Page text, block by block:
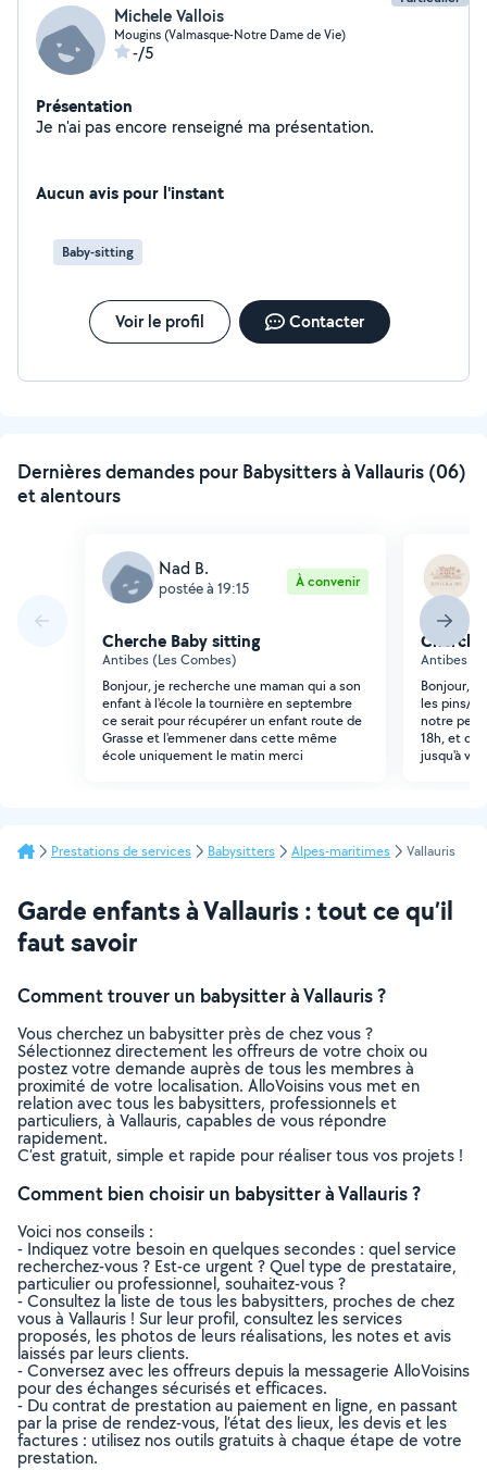
Michele Vallois
Mougins (Valmasque-Notre Dame de Vie)
-/5
Présentation
Je n'ai pas encore renseigné ma présentation.
Aucun avis pour l'instant
Baby-sitting
Voir le profil Contacter
Dernières demandes pour Babysitters à Vallauris (06)
et alentours
Nad B.
postée à 19:15 À convenir
Cherche Baby sitting
Antibes (Les Combes)
Bonjour, je recherche une maman qui a son
enfant à l'école la tournière en septembre
ce serait pour récupérer un enfant route de
Grasse et l'emmener dans cette même
école uniquement le matin merci
Antibes
Bonjour,
les pins/
notre petit
18h, et
jusqu'à
Prestations de services Babysitters Alpes-maritimes Vallauris
Garde enfants à Vallauris : tout ce qu’il
faut savoir
Comment trouver un babysitter à Vallauris ?
Vous cherchez un babysitter près de chez vous ?
Sélectionnez directement les offreurs de votre choix ou
postez votre demande auprès de tous les membres à
proximité de votre localisation. AlloVoisins vous met en
relation avec tous les babysitters, professionnels et
particuliers, à Vallauris, capables de vous répondre
rapidement.
C’est gratuit, simple et rapide pour réaliser tous vos projets !
Comment bien choisir un babysitter à Vallauris ?
Voici nos conseils :
- Indiquez votre besoin en quelques secondes : quel service
recherchez-vous ? Est-ce urgent ? Quel type de prestataire,
particulier ou professionnel, souhaitez-vous ?
- Consultez la liste de tous les babysitters, proches de chez
vous à Vallauris ! Sur leur profil, consultez les services
proposés, les photos de leurs réalisations, les notes et avis
laissés par leurs clients.
- Conversez avec les offreurs depuis la messagerie AlloVoisins
pour des échanges sécurisés et efficaces.
- Du contrat de prestation au paiement en ligne, en passant
par la prise de rendez-vous, l’état des lieux, les devis et les
factures : utilisez nos outils gratuits à chaque étape de votre
prestation.